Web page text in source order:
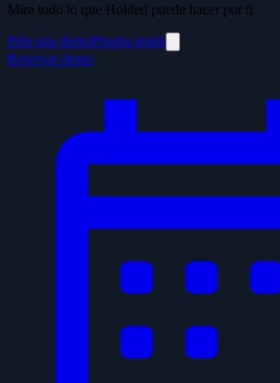
Mira todo lo que Holded puede hacer por ti
Pide una demoPrueba gratis
Reservar demo